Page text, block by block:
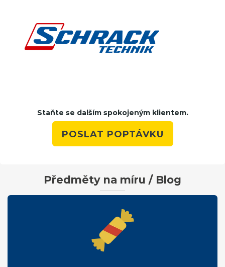
Staňte se dalším spokojeným klientem.
POSLAT POPTÁVKU
Předměty na míru / Blog